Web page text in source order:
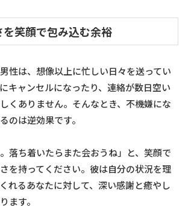
笑顔で包み込む余裕
性は、想像以上に忙しい日々を送ってい
キャンセルになったり、連絡が数日空い
くありません。そんなとき、不機嫌にな
のは逆効果です。
落ち着いたらまた会おうね」と、笑顔で
を持ってください。彼は自分の状況を理
れるあなたに対して、深い感謝と癒やし
ます。